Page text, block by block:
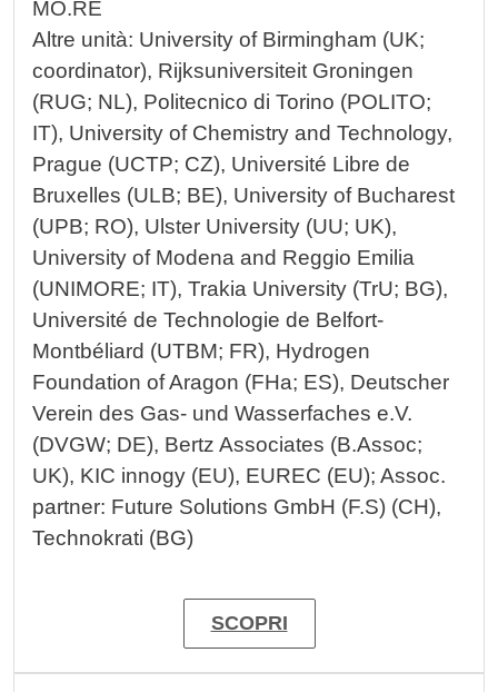
MO.RE
Altre unità: University of Birmingham (UK;
coordinator), Rijksuniversiteit Groningen
(RUG; NL), Politecnico di Torino (POLITO;
IT), University of Chemistry and Technology,
Prague (UCTP; CZ), Université Libre de
Bruxelles (ULB; BE), University of Bucharest
(UPB; RO), Ulster University (UU; UK),
University of Modena and Reggio Emilia
(UNIMORE; IT), Trakia University (TrU; BG),
Université de Technologie de Belfort-
Montbéliard (UTBM; FR), Hydrogen
Foundation of Aragon (FHa; ES), Deutscher
Verein des Gas- und Wasserfaches e.V.
(DVGW; DE), Bertz Associates (B.Assoc;
UK), KIC innogy (EU), EUREC (EU); Assoc.
partner: Future Solutions GmbH (F.S) (CH),
Technokrati (BG)
SCOPRI